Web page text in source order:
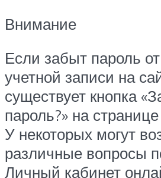
Внимание
Если забыт пароль
учетной записи на
существует кнопка
пароль?» на
У некоторых могут
различные вопросы
Личный кабинет